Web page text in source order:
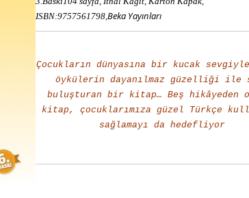
ISBN:9757561798,Beka Yayınları
Çocukların dünyasına bir kucak
öykülerin dayanılmaz güzelliği ile
buluşturan bir kitap… Beş hikâyeden
kitap, çocuklarımıza güzel Türkçe
sağlamayı da hedefliyor